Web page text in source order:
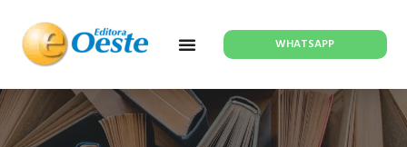
WHATSAPP